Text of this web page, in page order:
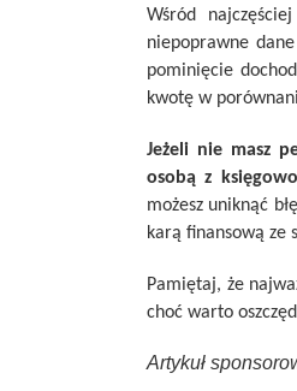
Wśród
niepoprawne
pominięcie
kwotę w
Jeżeli nie masz
osobą z
możesz uniknąć
karą finansową ze
Pamiętaj, że
choć warto
Artykuł